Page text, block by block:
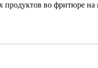
продуктов во фритюре на